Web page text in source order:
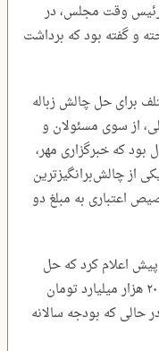
رئیس وقت مجلس، در
و گفته بود که برداشت
برای حل چالش زباله
از سوی مسئولان و
بود که خبرگزاری مهر،
از چالش‌برانگیزترین
اعتباری به مبلغ دو
اعلام کرد که حل
چالش پسماند و فاضلاب در این استان، به ۲۰ هزار میلیارد تومان
حالی که بودجه سالانه